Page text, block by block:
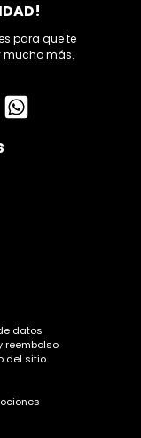
para que te
mucho más.
datos
reembolso
del sitio